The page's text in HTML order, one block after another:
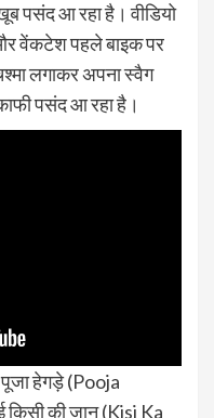
पसंद आ रहा है। वीडियो
वेंकटेश पहले बाइक पर
लगाकर अपना स्वैग
पसंद आ रहा है।
हेगड़े (Pooja
किसी की जान (Kisi Ka